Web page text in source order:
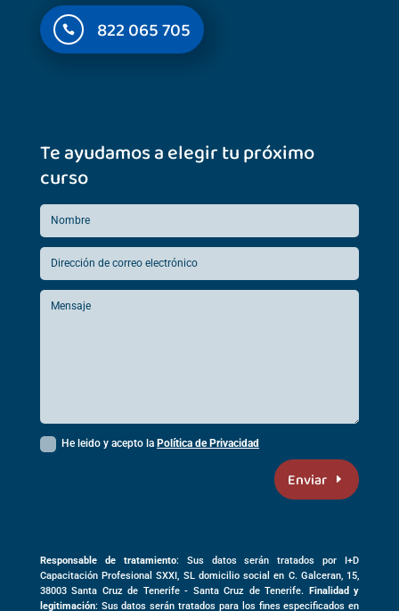
 822 065 705
Te ayudamos a elegir tu próximo
curso
He leido y acepto laPolítica de Privacidad
Enviar
Responsable de tratamiento: Sus datos serán tratados por I+D
Capacitación Profesional SXXI, SL domicilio social en C. Galceran, 15,
38003Santa Cruz de Tenerife - Santa Cruz de Tenerife. Finalidad y
legitimación: Sus datos serán tratados para los fines especificados en